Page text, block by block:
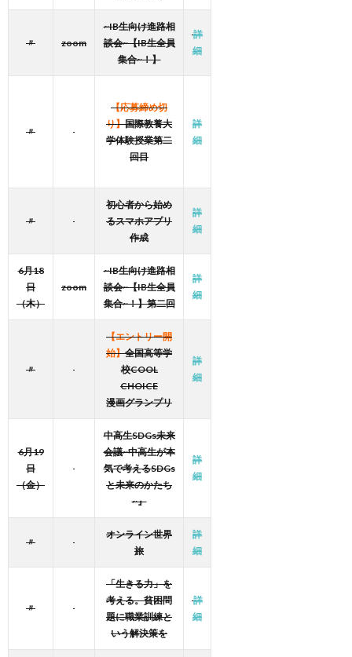
〃 zoom
~IB生向け進路相
談会~【IB生全員
集合~！】
詳
細
〃
【応募締め切
り】国際教養大
学体験授業第二
回目
詳
細
〃
初心者から始め
るスマホアプリ
作成
詳
細
6月18
日
（木）
zoom
~IB生向け進路相
談会~【IB生全員
集合~！】第二回
詳
細
〃
【エントリー開
始】全国高等学
校COOL
CHOICE
漫画グランプリ
詳
細
6月19
日
（金）
中高生SDGs未来
会議~中高生が本
気で考えるSDGs
と未来のかたち
~』
詳
細
〃
オンライン世界
旅
詳
細
〃
「生きる力」を
考える。貧困問
題に職業訓練と
いう解決策を
詳
細